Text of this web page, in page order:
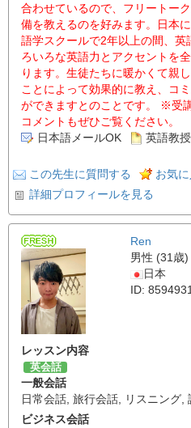
合わせているので、フリートー
備を教えるのを好みます。日本
語学スクールで2年以上の間、
ろいろな英語力とアクセントを
ります。生徒たちに暖かくて親
ことによって効果的に教え、コ
ができますとのことです。 ※受
コメントもぜひご覧ください。
日本語メールOK
英語教
この先生に質問する
お気
詳細プロフィールを見る
Ren
男性 (31歳)
日本
ID:
レッスン内容
英会話
一般会話
日常会話 旅行会話 リスニング
ビジネス会話